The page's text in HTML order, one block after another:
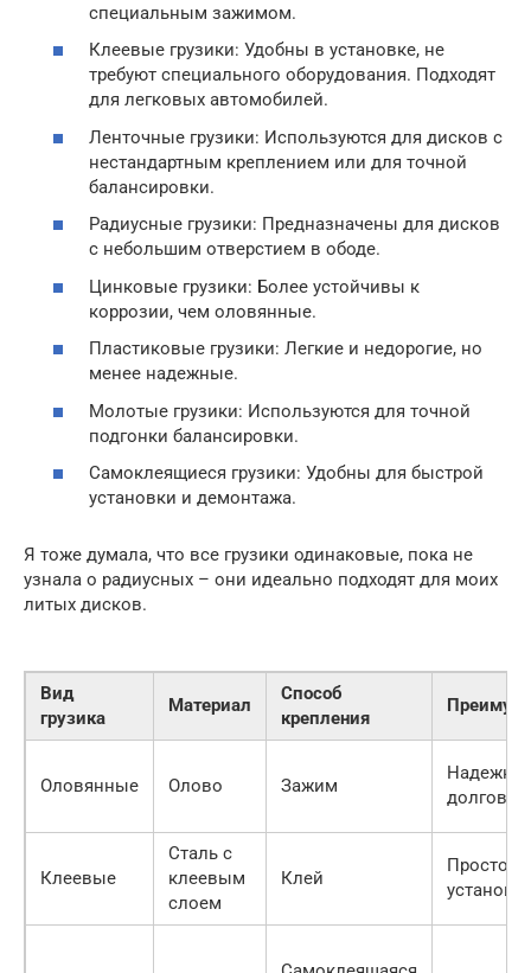
специальным зажимом.
Клеевые грузики: Удобны в установке, не
требуют специального оборудования. Подходят
для легковых автомобилей.
Ленточные грузики: Используются для дисков с
нестандартным креплением или для точной
балансировки.
Радиусные грузики: Предназначены для дисков
с небольшим отверстием в ободе.
Цинковые грузики: Более устойчивы к
коррозии, чем оловянные.
Пластиковые грузики: Легкие и недорогие, но
менее надежные.
Молотые грузики: Используются для точной
подгонки балансировки.
Самоклеящиеся грузики: Удобны для быстрой
установки и демонтажа.
Я тоже думала, что все грузики одинаковые, пока не
узнала о радиусных – они идеально подходят для моих
литых дисков.
Вид
грузика
Материал
Способ
крепления
Оловянные Олово Зажим
Клеевые
Сталь с
клеевым
слоем
Клей
Простота